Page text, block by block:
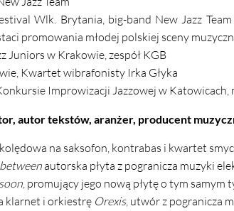
Wlk. Brytania, big-band New Jazz
promowania młodej polskiej sceny
w Krakowie, zespół KGB
Kwartet wibrafonisty Irka Głyka
Improwizacji Jazzowej w Katowicach,
autor tekstów, aranżer, producent
na saksofon, kontrabas i kwartet
autorska płyta z pogranicza muzyki
, promujący jego nową płytę o tym samym
klarnet i orkiestrę Orexis, utwór z pogranicza